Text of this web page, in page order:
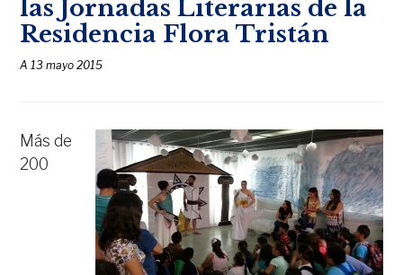
las Jornadas Literarias de la
Residencia Flora Tristán
A13 mayo 2015
Más de
200